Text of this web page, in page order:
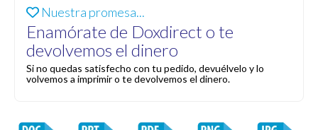
Nuestra promesa...
Enamórate de Doxdirect o te
devolvemos el dinero
Si no quedas satisfecho con tu pedido, devuélvelo y lo
volvemos a imprimir o te devolvemos el dinero.